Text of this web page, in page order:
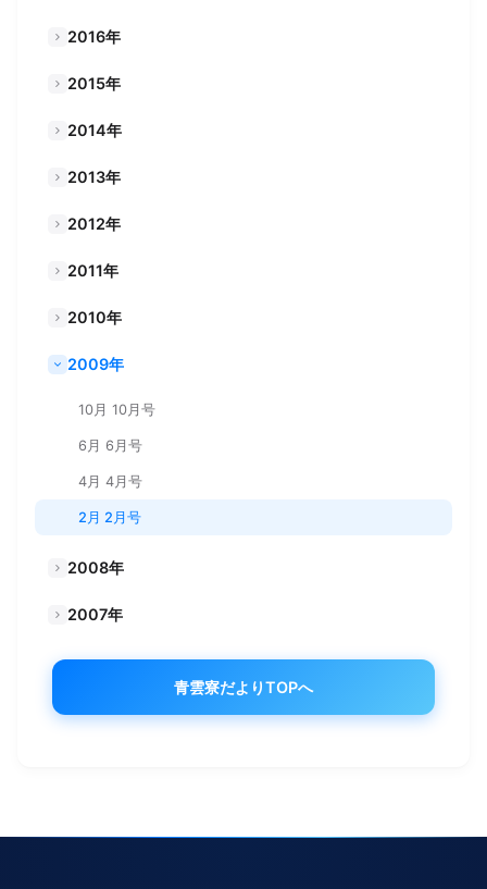
2016年
2015年
2014年
2013年
2012年
2011年
2010年
2009年
10月 10月号
6月 6月号
4月 4月号
2月 2月号
2008年
2007年
青雲寮だよりTOPへ